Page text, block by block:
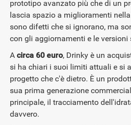
GUIDE ALL'ACQUISTO
prototipo avanzato più che di un
lascia spazio a miglioramenti
sono difetti che si ignorano, ma
con gli aggiornamenti e le versioni
A circa 60 euro, Drinky è un
si ha chiari i suoi limiti attuali e si
progetto che c'è dietro. È un
sua prima generazione
principale, il tracciamento
davvero.